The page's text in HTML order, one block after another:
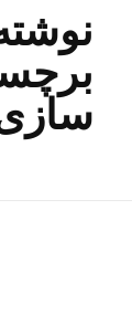
سازی